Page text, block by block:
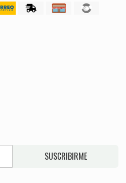
SUSCRIBIRME